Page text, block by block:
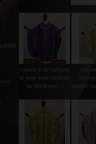
casula in schantung
di seta viola (articolo
da riordinare ...
bianco